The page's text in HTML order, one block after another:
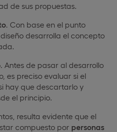
de sus propuestas.
. Con base en el punto
desarrolla el concepto
. Antes de pasar al desarrollo
es preciso evaluar si el
hay que descartarlo y
el principio.
resulta evidente que el
compuesto por personas